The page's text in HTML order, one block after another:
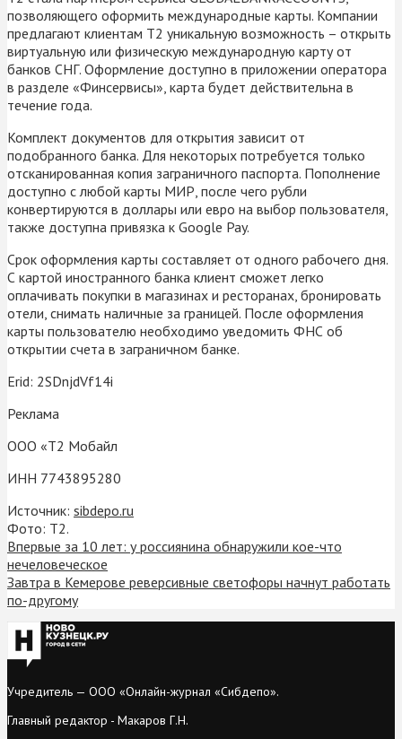
позволяющего оформить международные карты. Компании
предлагают клиентам Т2 уникальную возможность – открыть
виртуальную или физическую международную карту от
банков СНГ. Оформление доступно в приложении оператора
в разделе «Финсервисы», карта будет действительна в
течение года.
Комплект документов для открытия зависит от
подобранного банка. Для некоторых потребуется только
отсканированная копия заграничного паспорта. Пополнение
доступно с любой карты МИР, после чего рубли
конвертируются в доллары или евро на выбор пользователя,
также доступна привязка к Google Pay.
Срок оформления карты составляет от одного рабочего дня.
С картой иностранного банка клиент сможет легко
оплачивать покупки в магазинах и ресторанах, бронировать
отели, снимать наличные за границей. После оформления
карты пользователю необходимо уведомить ФНС об
открытии счета в заграничном банке.
Erid: 2SDnjdVf14i
Реклама
ООО «Т2 Мобайл
ИНН 7743895280
Источник: sibdepo.ru
Фото: Т2.
Впервые за 10 лет: у россиянина обнаружили кое-что
нечеловеческое
Завтра в Кемерове реверсивные светофоры начнут работать
по-другому
Учредитель — ООО «Онлайн-журнал «Сибдепо».
Главный редактор - Макаров Г.Н.